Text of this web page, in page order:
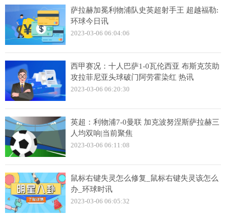
萨拉赫加冕利物浦队史英超射手王 超越福勒:
环球今日讯
2023-03-06 06:04:06
西甲赛况：十人巴萨1-0瓦伦西亚 布斯克茨助
攻拉菲尼亚头球破门阿劳霍染红 热讯
2023-03-06 06:20:30
英超：利物浦7-0曼联 加克波努涅斯萨拉赫三
人均双响|当前聚焦
2023-03-06 06:11:08
鼠标右键失灵怎么修复_鼠标右键失灵该怎么
办_环球时讯
2023-03-06 06:05:32